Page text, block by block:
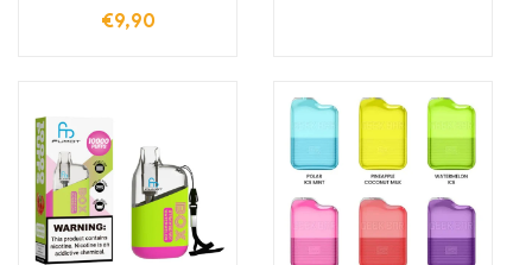
€9,90